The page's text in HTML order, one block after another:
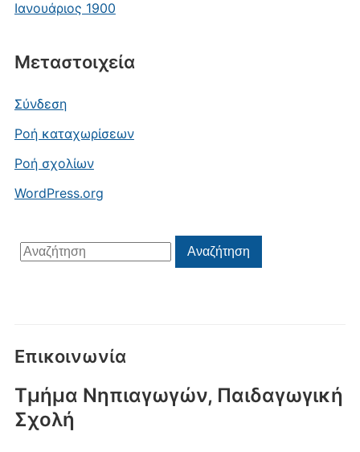
Ιανουάριος 1900
Μεταστοιχεία
Σύνδεση
Ροή καταχωρίσεων
Ροή σχολίων
WordPress.org
Αναζήτηση
για:
Αναζήτηση
Επικοινωνία
Τμήμα Νηπιαγωγών, Παιδαγωγική
Σχολή